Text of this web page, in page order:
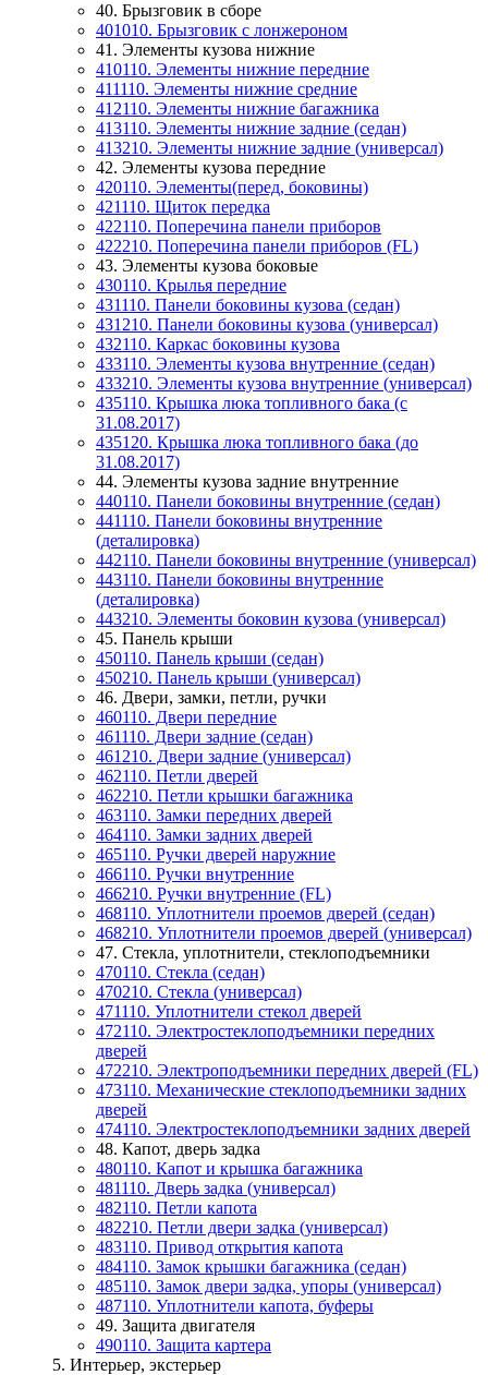
40. Брызговик в сборе
401010. Брызговик с лонжероном
41. Элементы кузова нижние
410110. Элементы нижние передние
411110. Элементы нижние средние
412110. Элементы нижние багажника
413110. Элементы нижние задние (седан)
413210. Элементы нижние задние (универсал)
42. Элементы кузова передние
420110. Элементы(перед, боковины)
421110. Щиток передка
422110. Поперечина панели приборов
422210. Поперечина панели приборов (FL)
43. Элементы кузова боковые
430110. Крылья передние
431110. Панели боковины кузова (седан)
431210. Панели боковины кузова (универсал)
432110. Каркас боковины кузова
433110. Элементы кузова внутренние (седан)
433210. Элементы кузова внутренние (универсал)
435110. Крышка люка топливного бака (с
31.08.2017)
435120. Крышка люка топливного бака (до
31.08.2017)
44. Элементы кузова задние внутренние
440110. Панели боковины внутренние (седан)
441110. Панели боковины внутренние
(деталировка)
442110. Панели боковины внутренние (универсал)
443110. Панели боковины внутренние
(деталировка)
443210. Элементы боковин кузова (универсал)
45. Панель крыши
450110. Панель крыши (седан)
450210. Панель крыши (универсал)
46. Двери, замки, петли, ручки
460110. Двери передние
461110. Двери задние (седан)
461210. Двери задние (универсал)
462110. Петли дверей
462210. Петли крышки багажника
463110. Замки передних дверей
464110. Замки задних дверей
465110. Ручки дверей наружние
466110. Ручки внутренние
466210. Ручки внутренние (FL)
468110. Уплотнители проемов дверей (седан)
468210. Уплотнители проемов дверей (универсал)
47. Стекла, уплотнители, стеклоподъемники
470110. Стекла (седан)
470210. Стекла (универсал)
471110. Уплотнители стекол дверей
472110. Электростеклоподъемники передних
дверей
472210. Электроподъемники передних дверей (FL)
473110. Механические стеклоподъемники задних
дверей
474110. Электростеклоподъемники задних дверей
48. Капот, дверь задка
480110. Капот и крышка багажника
481110. Дверь задка (универсал)
482110. Петли капота
482210. Петли двери задка (универсал)
483110. Привод открытия капота
484110. Замок крышки багажника (седан)
485110. Замок двери задка, упоры (универсал)
487110. Уплотнители капота, буферы
49. Защита двигателя
490110. Защита картера
5. Интерьер, экстерьер